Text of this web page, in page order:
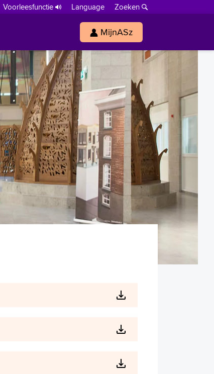
Voorleesfunctie Language
Zoeken
MijnASz